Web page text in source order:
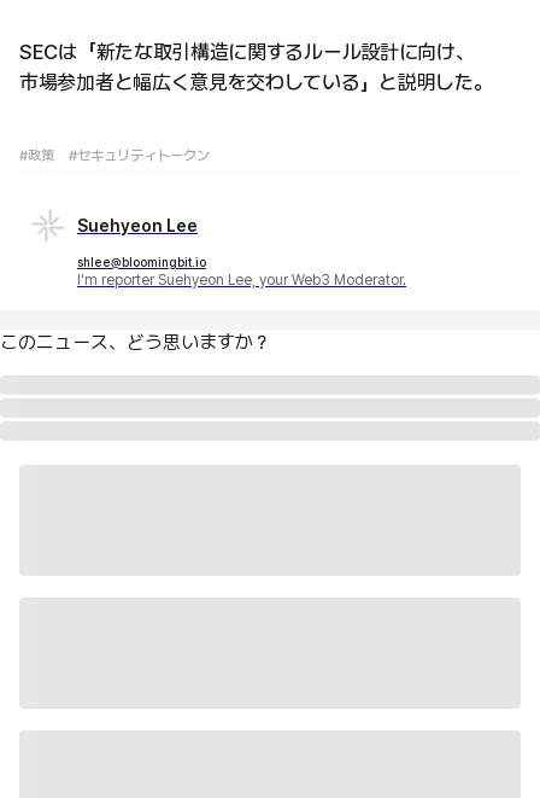
SECは「新たな取引構造に関するルール設計に向け、
市場参加者と幅広く意見を交わしている」と説明した。
#政策 #セキュリティトークン
Suehyeon Lee
shlee@bloomingbit.io
I'm reporter Suehyeon Lee, your Web3 Moderator.
このニュース、どう思いますか？